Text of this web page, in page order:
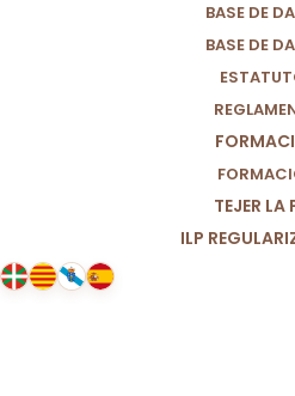
BASE DE
BASE DE
TEJER LA
ILP